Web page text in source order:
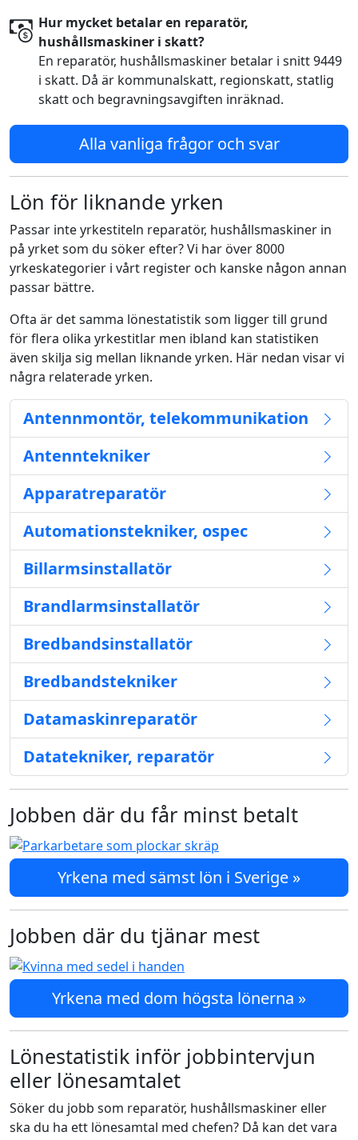
Hur mycket betalar en reparatör,
hushållsmaskiner i skatt?
En reparatör, hushållsmaskiner betalar i snitt 9449
i skatt. Då är kommunalskatt, regionskatt, statlig
skatt och begravningsavgiften inräknad.
Alla vanliga frågor och svar
Lön för liknande yrken
Passar inte yrkestiteln reparatör, hushållsmaskiner in
på yrket som du söker efter? Vi har över 8000
yrkeskategorier i vårt register och kanske någon annan
passar bättre.
Ofta är det samma lönestatistik som ligger till grund
för flera olika yrkestitlar men ibland kan statistiken
även skilja sig mellan liknande yrken. Här nedan visar vi
några relaterade yrken.
Antennmontör, telekommunikation
Antenntekniker
Apparatreparatör
Automationstekniker, ospec
Billarmsinstallatör
Brandlarmsinstallatör
Bredbandsinstallatör
Bredbandstekniker
Datamaskinreparatör
Datatekniker, reparatör
Jobben där du får minst betalt
Yrkena med sämst lön i Sverige »
Jobben där du tjänar mest
Yrkena med dom högsta lönerna »
Lönestatistik inför jobbintervjun
eller lönesamtalet
Söker du jobb som reparatör, hushållsmaskiner eller
ska du ha ett lönesamtal med chefen? Då kan det vara